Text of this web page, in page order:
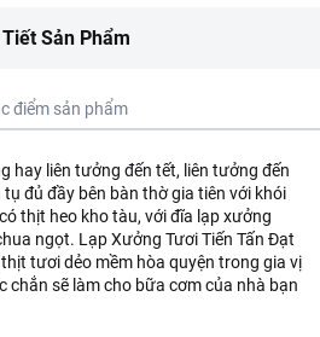
Sản Phẩm
điểm sản phẩm
hay liên tưởng đến tết, liên tưởng đến
đủ đầy bên bàn thờ gia tiên với khói
thịt heo kho tàu, với đĩa lạp xưởng
ngọt. Lạp Xưởng Tươi Tiến Tấn Đạt
tươi dẻo mềm hòa quyện trong gia vị
chắn sẽ làm cho bữa cơm của nhà bạn